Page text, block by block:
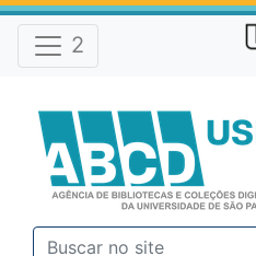
e Ferramentas do site
Ir para o conteúdo [1]
Ir para o menu [2]
Ir para a busca [3]
2